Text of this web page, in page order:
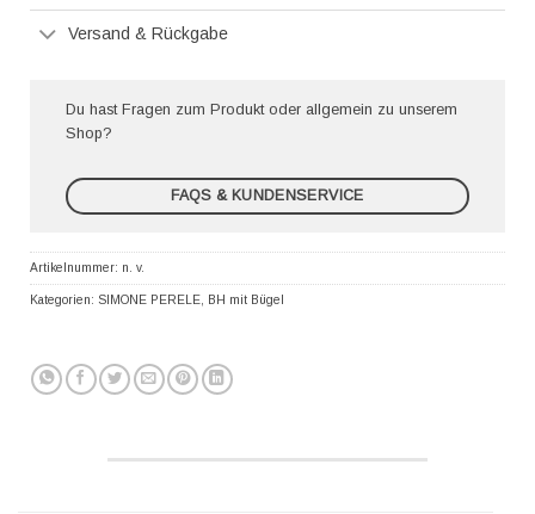
Versand & Rückgabe
Du hast Fragen zum Produkt oder allgemein zu unserem
Shop?
FAQS & KUNDENSERVICE
Artikelnummer: n. v.
Kategorien: SIMONE PERELE BH mit Bügel